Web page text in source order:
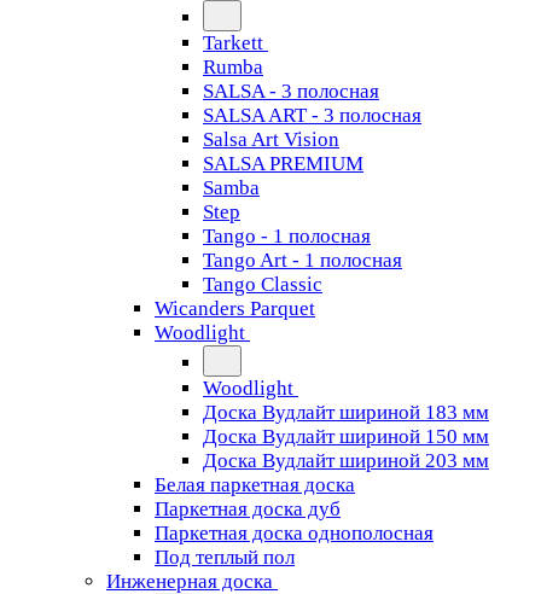
Tarkett
Rumba
SALSA - 3 полосная
SALSA ART - 3 полосная
Salsa Art Vision
SALSA PREMIUM
Samba
Step
Tango - 1 полосная
Tango Art - 1 полосная
Tango Classiс
Wicanders Parquet
Woodlight
Woodlight
Доска Вудлайт шириной 183 мм
Доска Вудлайт шириной 150 мм
Доска Вудлайт шириной 203 мм
Белая паркетная доска
Паркетная доска дуб
Паркетная доска однополосная
Под теплый пол
Инженерная доска